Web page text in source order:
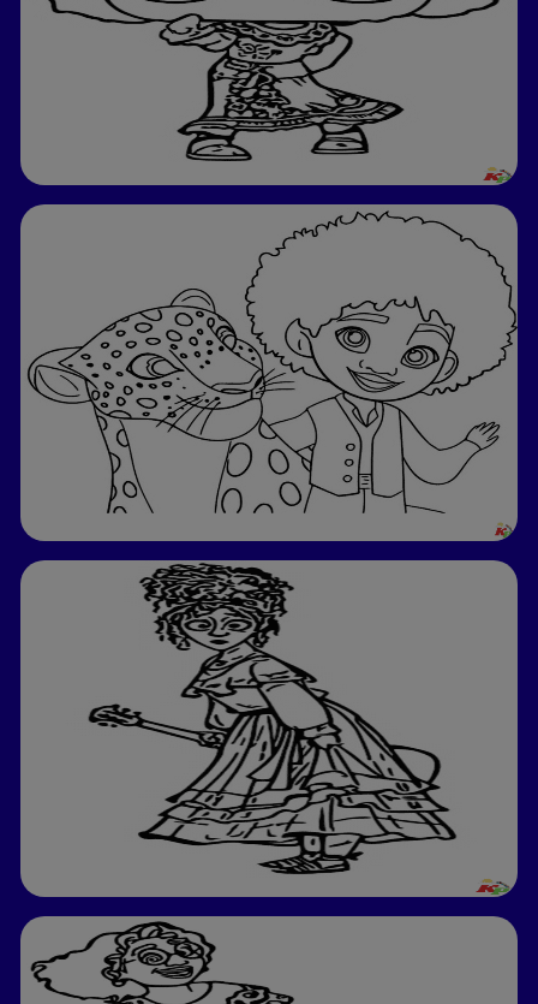
Get it on Google Play
Available on the App Store